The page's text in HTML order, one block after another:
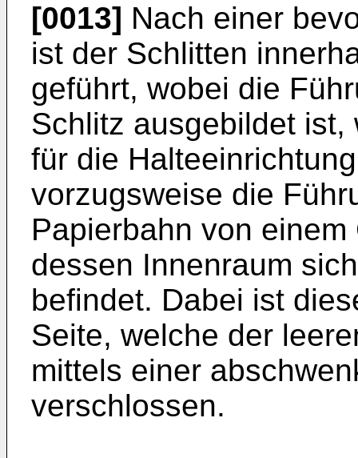
[0013] Nach einer
ist der Schlitten
geführt, wobei die
Schlitz ausgebildet
für die
vorzugsweise die
Papierbahn von
dessen Innenraum
befindet. Dabei ist
Seite, welche der
mittels einer
verschlossen.